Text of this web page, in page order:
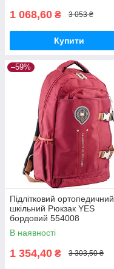
1 068,60 ₴ 3 053 ₴
Купити
–59%
Підлітковий ортопедичний
шкільний Рюкзак YES
бордовий 554008
В наявності
1 354,40 ₴ 3 303,50 ₴